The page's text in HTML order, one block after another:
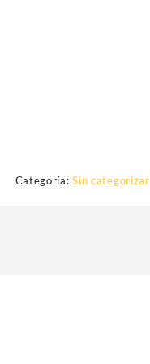
Categoría:Sin categorizar